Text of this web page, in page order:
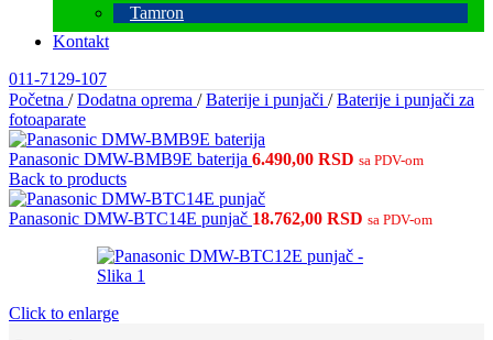
Tamron
Kontakt
011-7129-107
Početna / Dodatna oprema / Baterije i punjači / Baterije i punjači za
fotoaparate
Panasonic DMW-BMB9E baterija 6.490,00 RSD sa PDV-om
Back to products
Panasonic DMW-BTC14E punjač 18.762,00 RSD sa PDV-om
Click to enlarge